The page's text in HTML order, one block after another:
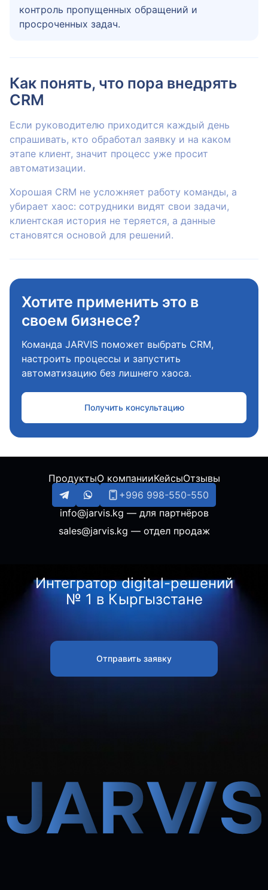
контроль пропущенных обращений и
просроченных задач.
Как понять, что пора внедрять
CRM
Если руководителю приходится каждый день
спрашивать, кто обработал заявку и на каком
этапе клиент, значит процесс уже просит
автоматизации.
Хорошая CRM не усложняет работу команды, а
убирает хаос: сотрудники видят свои задачи,
клиентская история не теряется, а данные
становятся основой для решений.
Хотите применить это в
своем бизнесе?
Команда JARVIS поможет выбрать CRM,
настроить процессы и запустить
автоматизацию без лишнего хаоса.
Получить консультацию
+996 998-550-550
info@jarvis.kg — для партнёров
sales@jarvis.kg — отдел продаж
ПродуктыО компанииКейсыОтзывы
Интегратор digital-решений
№ 1 в Кыргызстане
Отправить заявку